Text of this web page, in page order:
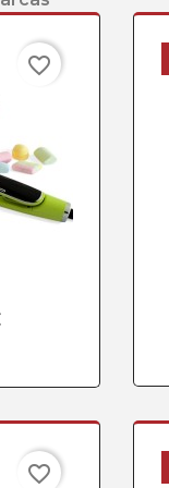
favorite_border
favorite_border